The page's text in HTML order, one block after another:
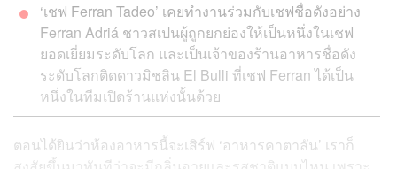
‘เชฟ Ferran Tadeo’ เคยทำงานร่วมกับเชฟชื่อดังอย่าง
Ferran Adriá ชาวสเปนผู้ถูกยกย่องให้เป็นหนึ่งในเชฟ
ยอดเยี่ยมระดับโลก และเป็นเจ้าของร้านอาหารชื่อดัง
ระดับโลกติดดาวมิชลิน El Bulli ที่เชฟ Ferranได้เป็น
หนึ่งในทีมเปิดร้านแห่งนั้นด้วย
ตอนได้ยินว่าห้องอาหารนี้จะเสิร์ฟ ‘อาหารคาตาลัน’ เราก็